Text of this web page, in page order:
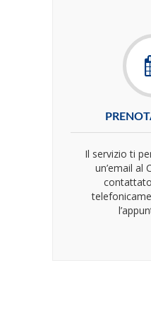
Il servizio ti
un’email al